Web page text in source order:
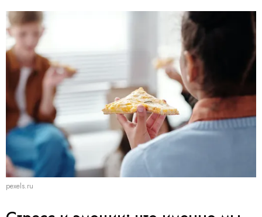
pexels.ru